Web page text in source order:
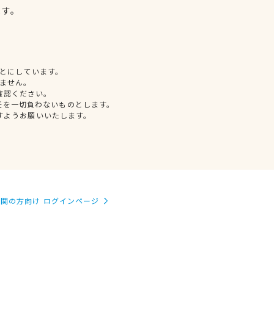
。
しています。
せん。
ください。
一切負わないものとします。
うお願いいたします。
の方向け ログインページ